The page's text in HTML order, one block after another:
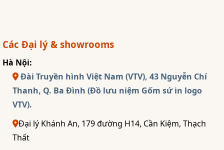
Các Đại lý & showrooms
Hà Nội:
Đài Truyền hình Việt Nam (VTV), 43 Nguyễn Chí
Thanh, Q. Ba Đình (Đồ lưu niệm Gốm sứ in logo
VTV).
Đại lý Khánh An, 179 đường H14, Cần Kiệm, Thạch
Thất